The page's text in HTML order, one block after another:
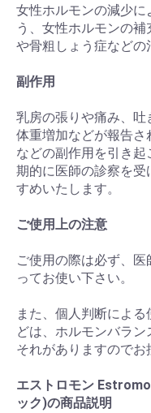
お買い物を
女性ホルモンの減少
う、女性ホルモンの
や骨粗しょう症などの
副作用
乳房の張りや痛み、吐
体重増加などが報告
などの副作用を引き
期的に医師の診察を
すめいたします。
ご使用上の注意
ご使用の際は必ず、
ってお使い下さい。
また、個人判断によ
どは、ホルモンバラ
それがありますのでお
エストロモン
ック)の商品説明